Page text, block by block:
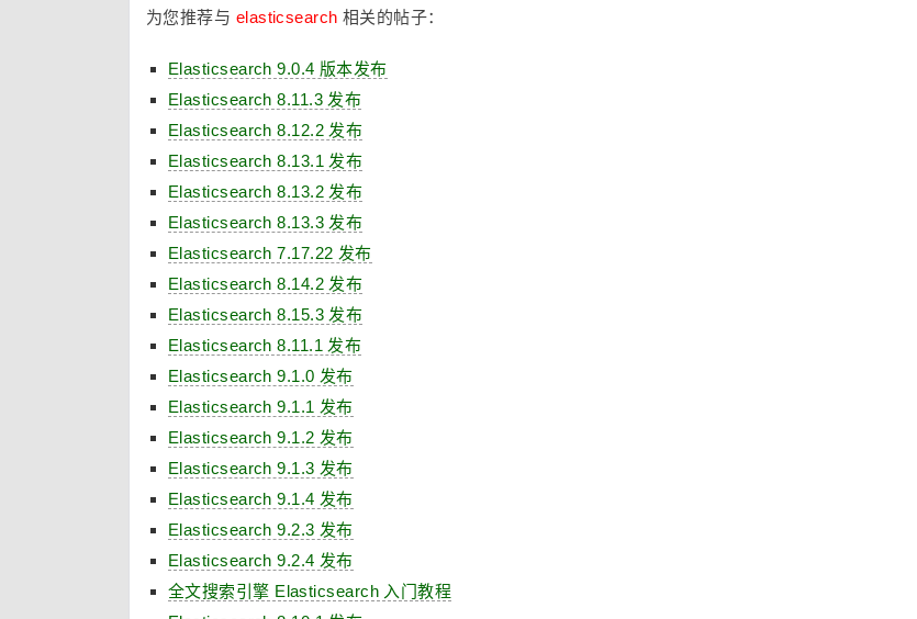
为您推荐与 elasticsearch 相关的帖子：
Elasticsearch 9.0.4 版本发布
Elasticsearch 8.11.3 发布
Elasticsearch 8.12.2 发布
Elasticsearch 8.13.1 发布
Elasticsearch 8.13.2 发布
Elasticsearch 8.13.3 发布
Elasticsearch 7.17.22 发布
Elasticsearch 8.14.2 发布
Elasticsearch 8.15.3 发布
Elasticsearch 8.11.1 发布
Elasticsearch 9.1.0 发布
Elasticsearch 9.1.1 发布
Elasticsearch 9.1.2 发布
Elasticsearch 9.1.3 发布
Elasticsearch 9.1.4 发布
Elasticsearch 9.2.3 发布
Elasticsearch 9.2.4 发布
全文搜索引擎 Elasticsearch 入门教程